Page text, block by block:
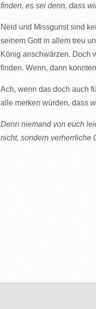
finden, es sei denn, dass
Neid und Missgunst sind
seinem Gott in allem treu
König anschwärzen. Doch
finden. Wenn, dann
Ach, wenn das doch auch
alle merken würden, dass
Denn niemand von euch
nicht, sondern verherrliche